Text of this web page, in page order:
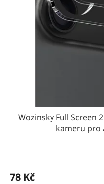
Wozinsky Full Screen
kameru pro
78 Kč